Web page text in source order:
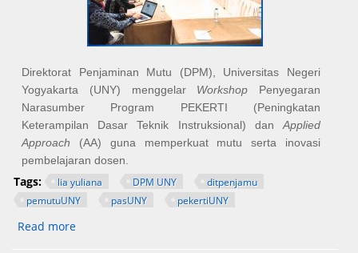
Direktorat Penjaminan Mutu (DPM), Universitas Negeri
Yogyakarta (UNY) menggelar Workshop Penyegaran
Narasumber Program PEKERTI (Peningkatan
Keterampilan Dasar Teknik Instruksional) danApplied
Approach (AA) guna memperkuat mutu serta inovasi
pembelajaran dosen.
Tags: lia yuliana DPM UNY
ditpenjamu
pemutuUNY
pasUNY pekertiUNY
Read more